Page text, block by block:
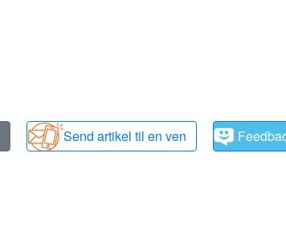
Send artikel til en ven